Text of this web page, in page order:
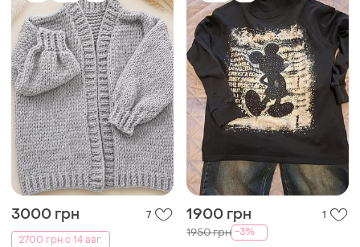
3000 грн
7
2700 грн с 14 авг.
1900 грн 1
1950 грн -3%